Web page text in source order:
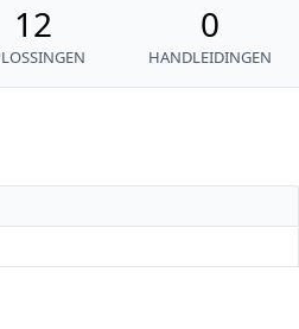
12 0
HANDLEIDINGEN